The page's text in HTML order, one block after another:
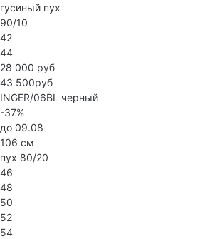
гусиный пух
90/10
42
44
28 000 руб
43 500руб
INGER/06BL черный
-37%
до 09.08
106 см
пух 80/20
46
48
50
52
54